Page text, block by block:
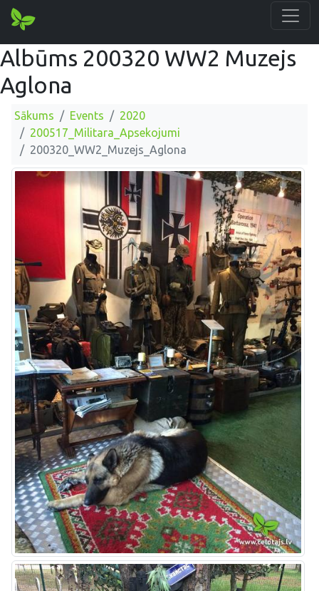
Albūms 200320 WW2 Muzejs
Aglona
Sākums Events
2020
200517_Militara_Apsekojumi
200320_WW2_Muzejs_Aglona